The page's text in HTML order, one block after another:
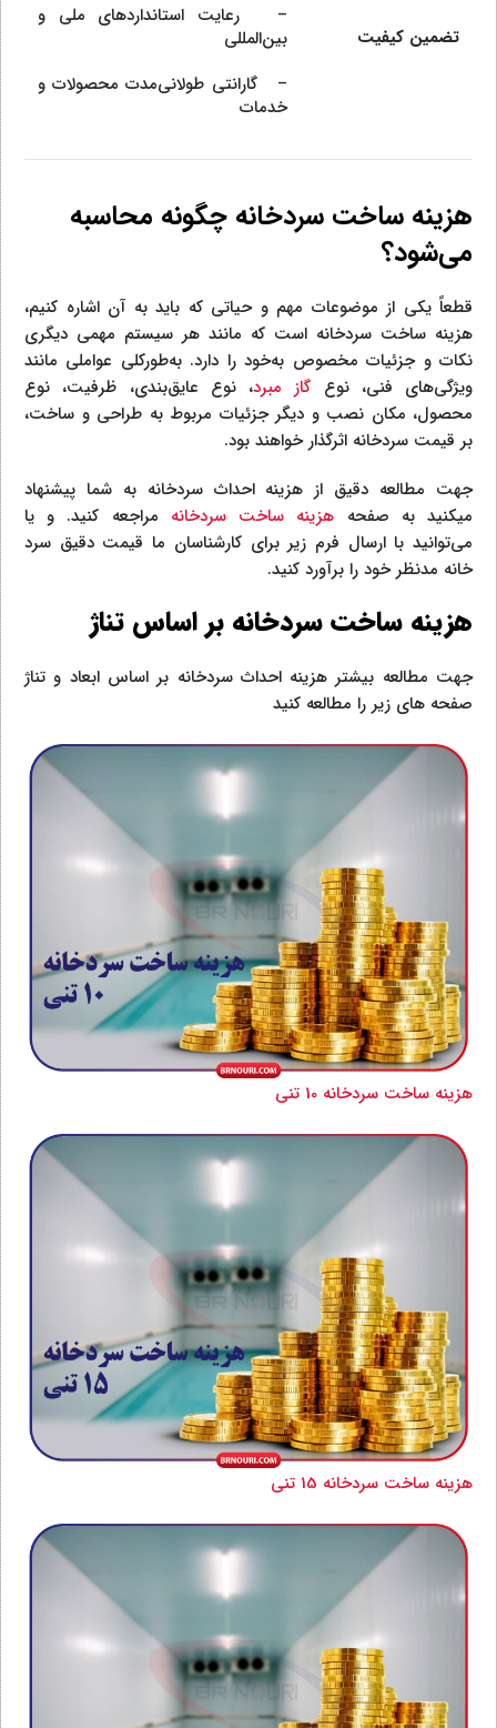
تضمین کیفیت
– رعایت استانداردهای ملی و
بین‌المللی
– گارانتی طولانی‌مدت محصولات و
خدمات
هزینه ساخت سردخانه چگونه محاسبه
می‌شود؟
قطعاً یکی از موضوعات مهم و حیاتی که باید به آن اشاره کنیم،
هزینه ساخت سردخانه است که مانند هر سیستم مهمی دیگری
نکات و جزئیات مخصوص به‌خود را دارد. به‌طورکلی عواملی مانند
ویژگی‌های فنی، نوع گاز مبرد، نوع عایق‌بندی، ظرفیت، نوع
محصول، مکان نصب و دیگر جزئیات مربوط به طراحی و ساخت،
بر قیمت سردخانه اثرگذار خواهند بود.
جهت مطالعه دقیق از هزینه احداث سردخانه به شما پیشنهاد
میکنید به صفحه هزینه ساخت سردخانه مراجعه کنید. و یا
می‌توانید با ارسال فرم زیر برای کارشناسان ما قیمت دقیق سرد
خانه مدنظر خود را برآورد کنید.
هزینه ساخت سردخانه بر اساس تناژ
جهت مطالعه بیشتر هزینه احداث سردخانه بر اساس ابعاد و تناژ
صفحه های زیر را مطالعه کنید
هزینه ساخت سردخانه 10 تنی
هزینه ساخت سردخانه 15 تنی